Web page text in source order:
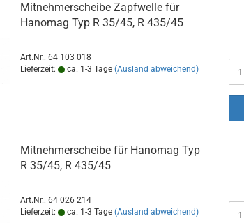
Mitnehmerscheibe Zapfwelle für
Hanomag Typ R 35/45, R 435/45
Art.Nr.: 64 103 018
Lieferzeit:
ca. 1-3 Tage (Ausland abweichend)
Mitnehmerscheibe für Hanomag Typ
R 35/45, R 435/45
Art.Nr.: 64 026 214
Lieferzeit:
ca. 1-3 Tage (Ausland abweichend)